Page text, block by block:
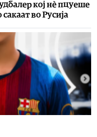
кој нѐ пцуеше
во Русија